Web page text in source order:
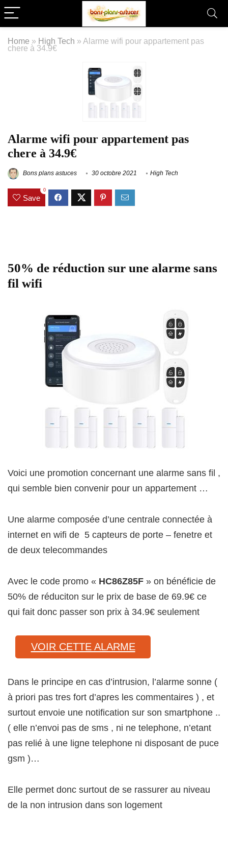
Home » High Tech » Alarme wifi pour appartement pas
chere à 34.9€
Alarme wifi pour appartement pas
chere à 34.9€
Bons plans astuces 30 octobre 2021 High Tech
Save
0
50% de réduction sur une alarme sans
fil wifi
Voici une promotion concernant une alarme sans fil ,
qui semble bien convenir pour un appartement …
Une alarme composée d’une centrale connectée à
internet en wifi de 5 capteurs de porte – fenetre et
de deux telecommandes
Avec le code promo « HC86Z85F » on bénéficie de
50% de réduciton sur le prix de base de 69.9€ ce
qui fait donc passer son prix à 34.9€ seulement
VOIR CETTE ALARME
Dans le principe en cas d’intrusion, l’alarme sonne (
à priori pas tres fort d’apres les commentaires ) , et
surtout envoie une notification sur son smartphone ..
( elle n’envoi pas de sms , ni ne telephone, n’etant
pas relié à une ligne telephone ni disposant de puce
gsm )…
Elle permet donc surtout de se rassurer au niveau
de la non intrusion dans son logement